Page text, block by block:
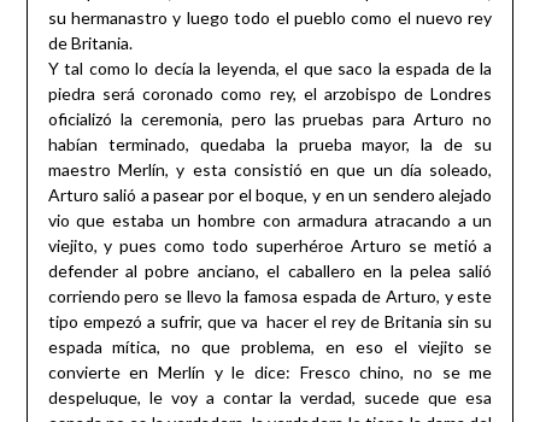
su hermanastro y luego todo el pueblo como el nuevo rey
de Britania.
Y tal como lo decía la leyenda, el que saco la espada de la
piedra será coronado como rey, el arzobispo de Londres
oficializó la ceremonia, pero las pruebas para Arturo no
habían terminado, quedaba la prueba mayor, la de su
maestro Merlín, y esta consistió en que un día soleado,
Arturo salió a pasear por el boque, y en un sendero alejado
vio que estaba un hombre con armadura atracando a un
viejito, y pues como todo superhéroe Arturo se metió a
defender al pobre anciano, el caballero en la pelea salió
corriendo pero se llevo la famosa espada de Arturo, y este
tipo empezó a sufrir, que va hacer el rey de Britania sin su
espada mítica, no que problema, en eso el viejito se
convierte en Merlín y le dice: Fresco chino, no se me
despeluque, le voy a contar la verdad, sucede que esa